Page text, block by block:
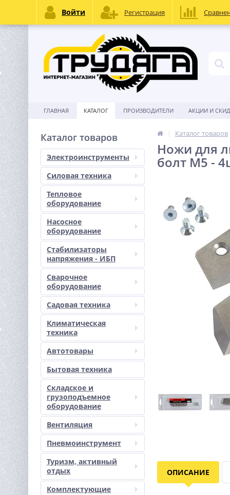
ГЛАВНАЯ КАТАЛОГ ПРОИЗВОДИТЕЛИ АКЦИИ И
Каталог товаров
Электроинструменты
Силовая техника
Тепловое
оборудование
Насосное
оборудование
Стабилизаторы
напряжения - ИБП
Сварочное
оборудование
Садовая техника
Климатическая
техника
Автотовары
Бытовая техника
Складское и
грузоподъемное
оборудование
Вентиляция
Пневмоинструмент
Туризм, активный
отдых
Комплектующие
Каталог товаров
Ножи для
болт М5 -
ОПИСАНИЕ
Войти Регистрация